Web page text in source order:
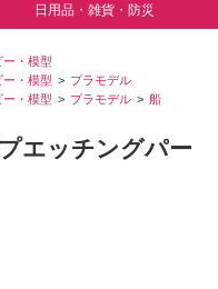
日用品・雑貨・防災
ー・模型
ー・模型
プラモデル
ー・模型 プラモデル 船
エッチングパー